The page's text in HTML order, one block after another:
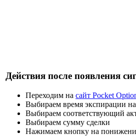
Действия после появления
Переходим на сайт Pocket
Выбираем время экспирации
Выбираем соответствующий
Выбираем сумму сделки
Нажимаем кнопку на